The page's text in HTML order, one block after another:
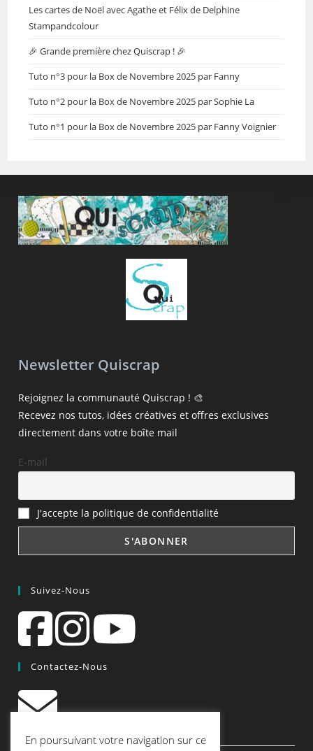
Les cartes de Noël avec Agathe et Félix de Delphine
Stampandcolour
🎉 Grande première chez Quiscrap ! 🎉
Tuto n°3 pour la Box de Novembre 2025 par Fanny
Tuto n°2 pour la Box de Novembre 2025 par Sophie La
Tuto n°1 pour la Box de Novembre 2025 par Fanny Voignier
Newsletter Quiscrap
Rejoignez la communauté Quiscrap ! 🎨
Recevez nos tutos, idées créatives et offres exclusives
directement dans votre boîte mail
E-mail
J'accepte la politique de confidentialité
Suivez-Nous
Contactez-Nous
contact@quiscrap.fr
En poursuivant votre navigation sur ce